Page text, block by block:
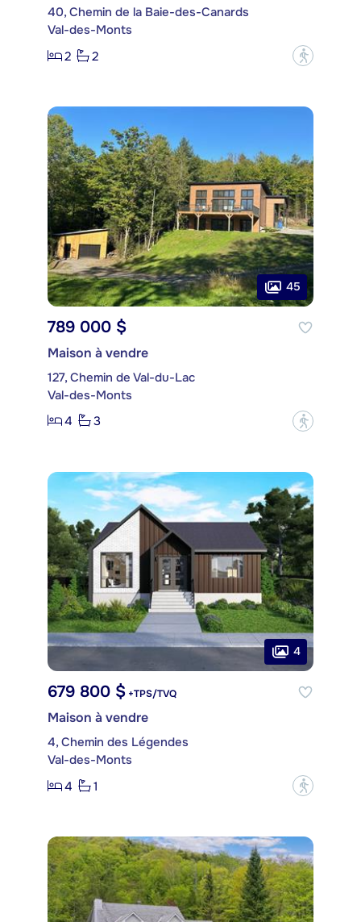
40, Chemin de la Baie-des-Canards
Val-des-Monts
2
2 ?
45
789 000 $
Maison à vendre
127, Chemin de Val-du-Lac
Val-des-Monts
4
3 ?
4
679 800 $ +TPS/TVQ
Maison à vendre
4, Chemin des Légendes
Val-des-Monts
4
1 ?